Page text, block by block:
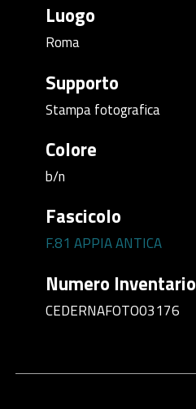
Luogo
Roma
Supporto
Stampa fotografica
Colore
b/n
Fascicolo
F.81 APPIA ANTICA
Numero Inventario
CEDERNAFOTO03176